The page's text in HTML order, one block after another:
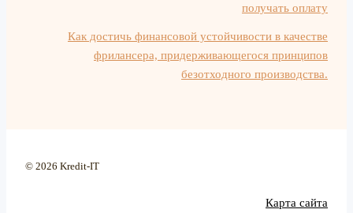
получать оплату
Как достичь финансовой устойчивости в качестве
фрилансера, придерживающегося принципов
безотходного производства.
© 2026 Kredit-IT
Карта сайта